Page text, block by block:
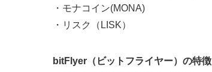
・モナコイン(MONA)
・リスク（LISK）
bitFlyer（ビットフライヤー）の特徴